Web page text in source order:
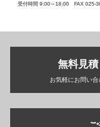
受付時間 9:00～18:00 FAX 025-
無料見
お気軽にお問い合